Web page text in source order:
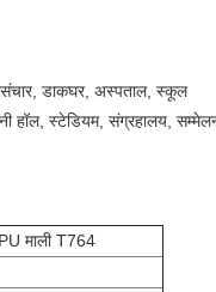
डाकघर, अस्पताल, स्कूल
हॉल, स्टेडियम, संग्रहालय,
माली T764